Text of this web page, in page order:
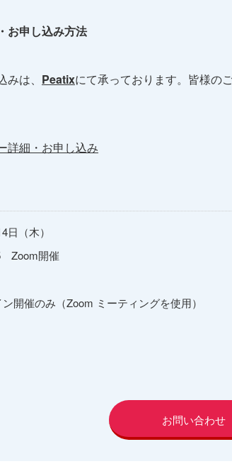
お申し込み方法
は、 Peatixにて承っております。皆様の
詳細・お申し込み
日（木）
Zoom開催
開催のみ（Zoom ミーティングを使用）
お問い合わせ